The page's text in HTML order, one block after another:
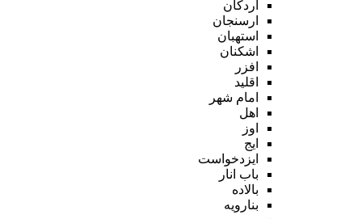
اردکان
ارسنجان
استهبان
اشکنان
افزر
اقلید
امام شهر
اهل
اوز
ایج
ایزدخواست
باب انار
بالاده
بنارویه